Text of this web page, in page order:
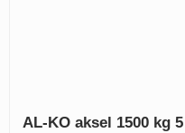
AL-KO aksel 1500 kg